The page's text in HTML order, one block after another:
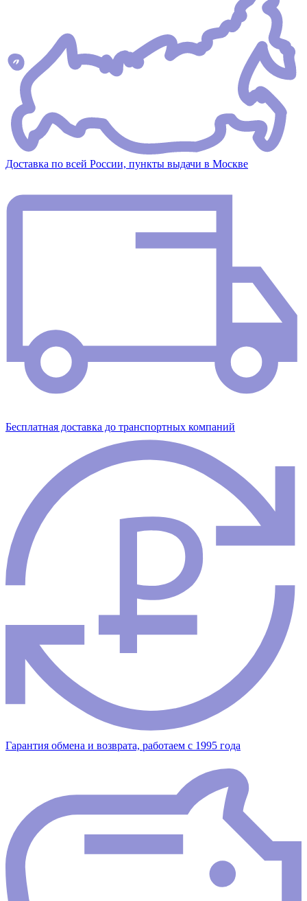
Доставка по всей России, пункты выдачи в Москве
Бесплатная доставка до транспортных компаний
Гарантия обмена и возврата, работаем с 1995 года